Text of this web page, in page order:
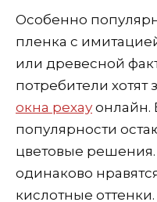
Особенно
пленка с
или древесной
потребители хотят
окна рехау онлайн.
популярности
цветовые
одинаково
кислотные оттенки.